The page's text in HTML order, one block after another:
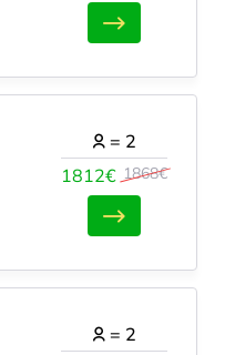
1812€ 1868€
= 2
= 2